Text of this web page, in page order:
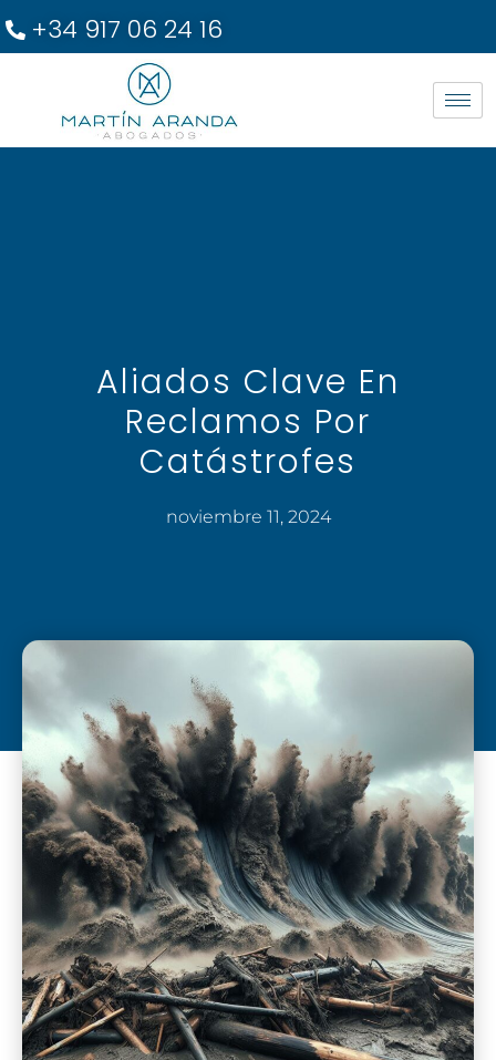
+34 917 06 24 16
Aliados Clave En
Reclamos Por
Catástrofes
noviembre 11, 2024